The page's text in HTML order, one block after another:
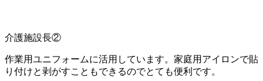
介護施設長②
作業用ユニフォームに活用しています。家庭用アイロンで貼
り付けと剥がすこともできるのでとても便利です。